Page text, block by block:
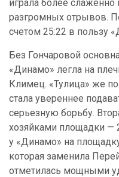
играла более
разгромных отрывов.
счетом 25:22 в пользу
Без Гончаровой
«Динамо» легла на
Климец. «Тулица» же
стала увереннее
серьезную борьбу.
хозяйками площадки —
у «Динамо» на
которая заменила
отметилась мощными